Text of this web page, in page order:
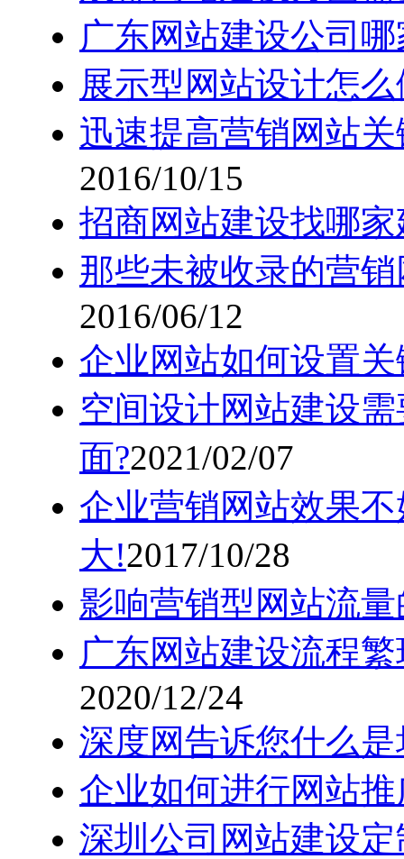
广东网站建设公司
展示型网站设计怎么
迅速提高营销网站
2016/10/15
招商网站建设找哪
那些未被收录的营
2016/06/12
企业网站如何设置
空间设计网站建设
面?2021/02/07
企业营销网站效果
大!2017/10/28
影响营销型网站流
广东网站建设流程
2020/12/24
深度网告诉您什么是
企业如何进行网站推
深圳公司网站建设